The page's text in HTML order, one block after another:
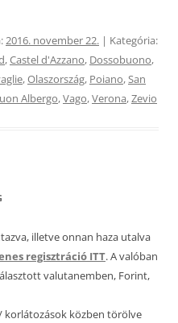
2016. november 22. | Kategória:
,Castel d'Azzano, Dossobuono,
,Olaszország, Poiano,San
Albergo,Vago,Verona,Zevio
illetve onnan haza utalva
regisztráció ITT. A valóban
valutanemben, Forint,
korlátozások közben törölve